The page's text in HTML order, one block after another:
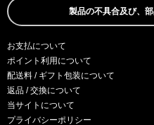
製品の不具合及び、
お支払について
ポイント利用について
配送料 / ギフト包装について
返品 / 交換について
当サイトについて
プライバシーポリシー